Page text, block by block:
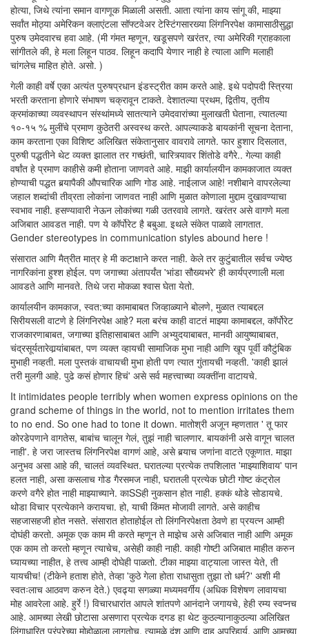
होत्या, जिथे त्यांना समान वागणूक मिळाली असती. आता त्यांना काय सांगू की, माझ्या
सर्वांत मोठ्या अमेरिकन क्लाएंटला सॉफ्टवेअर टेस्टिंगसारख्या लिंगनिरपेक्ष कामासाठीसुद्धा
पुरुष उमेदवारच हवा आहे. (मी गंमत म्हणून, खडूसपणे खरंतर, त्या अमेरिकी ग्राहकाला
सांगीतले की, हे मला लिहून पाठव. लिहून कदापि येणार नाही हे त्याला आणि मलाही
चांगलेच माहित होते. असो. )
गेली काही वर्षे एका अत्यंत पुरुषप्रधान इंडस्ट्रीत काम करते आहे. इथे पदोपदी स्त्रिया
भरती करताना होणारे संभाषण चक्रावून टाकते. देशातल्या प्रथम, द्वितीय, तृतीय
क्रमांकाच्या व्यवस्थापन संस्थांमध्ये सातत्याने उमेदवारांच्या मुलाखती घेताना, त्यातल्या
१०-१५ % मुलींचे प्रमाण कुठेतरी अस्वस्थ करते. आपल्याकडे बायकांनी सूचना देताना,
काम करताना एका विशिष्ट अलिखित संकेतानुसार वावरावे लागते. फार हुशार दिसलात,
पुरुषी पद्धतीने थेट व्यक्त झालात तर गच्छंती, चारित्र्यावर शिंतोडे वगैरे.. गेल्या काही
वर्षांत हे प्रमाण काहीसे कमी होताना जाणवते आहे. माझी कार्यालयीन कामकाजात व्यक्त
होण्याची पद्धत बर्‍यापैकी औपचारिक आणि गोड आहे. नाईलाज आहे! नशीबाने वापरलेल्या
जहाल शब्दांची तीव्रता लोकांना जाणवत नाही आणि मुळात कोणाला मुद्दाम दुखावण्याचा
स्वभाव नाही. हसण्यावारी नेऊन लोकांच्या गळी उतरवावे लागते. खरंतर असे वागणे मला
अजिबात आवडत नाही. पण ये कॉर्पोरेट है बबुआ. इथले संकेत पाळावे लागतात.
Gender stereotypes in communication styles abound here !
संसारात आणि मैत्रीत मात्र हे मी कटाक्षाने करत नाही. केले तर कुटुंबातील सर्वच ज्येष्ठ
नागरिकांना हुश्श होईल. पण जगाच्या अंतापर्यंत 'भांडा सौख्यभरे' ही कार्यप्रणाली मला
आवडते आणि मानवते. तिथे जरा मोकळा श्वास घेता येतो.
कार्यालयीन कामकाज, स्वत:च्या कामाबाबत जिव्हाळ्याने बोलणे, मुळात त्याबद्दल
सिरीयसली वाटणे हे लिंगनिरपेक्ष आहे? मला बरंच काही वाटतं माझ्या कामाबद्दल, कॉर्पोरेट
राजकारणाबाबत, जगाच्या इतिहासाबाबत आणि अभ्युदयाबाबत, मानवी आयुष्याबाबत,
चंद्रसूर्यतारेवार्‍यांबाबत, पण व्यक्त व्हायची सामाजिक मुभा नाही आणि खूप पूर्वी कौटुंबिक
मुभाही नव्हती. मला पुस्तकं वाचायची मुभा होती पण त्यात गुंतायची नव्हती. 'काही झालं
तरी मुलगी आहे. पुढे कसं होणार हिचं' असे सर्व महत्त्वाच्या व्यक्तींना वाटायचे.
It intimidates people terribly when women express opinions on the
grand scheme of things in the world, not to mention irritates them
to no end. So one had to tone it down. मातोश्री अजून म्हणतात ' तू फार
कोरडेपणाने वागतेस, बाबांच चालून गेलं, तुझं नाही चालणार. बायकांनी असे वागून चालत
नाही'. हे जरा जास्तच लिंगनिरपेक्ष वागणं आहे, असे बर्‍याच जणांना वाटते एकूणात. माझा
अनुभव असा आहे की, चालतं व्यवस्थित. घरातल्या प्रत्येक तपशिलात 'माझ्याशिवाय' पान
हलत नाही, असा कसलाच गोड गैरसमज नाही, घरातली प्रत्येक छोटी गोष्ट कंट्रोल
करणे वगैरे होत नाही माझ्याच्याने. काSSही नुकसान होत नाही. हक्कं थोडे सोडायचे.
थोडा विचार प्रत्येकाने करायचा. हो, याची किंमत मोजावी लागते. असे काहीच
सहजासहजी होत नसते. संसारात होताहोईल तो लिंगनिरपेक्षता ठेवणे हा प्रयत्न आम्ही
दोघंही करतो. अमूक एक काम मी करते म्हणून ते माझेच असे अजिबात नाही आणि अमूक
एक काम तो करतो म्हणून त्याचेच, असेही काही नाही. काही गोष्टी अजिबात माहीत करुन
घ्यायच्या नाहीत, हे तत्त्व आम्ही दोघेही पाळतो. टीका माझ्या वाट्याला जास्त येते, ती
यायचीच! (टीकेने हताश होते, तेव्हा 'कुठे गेला होता राधासुता तुझा तो धर्म?' अशी मी
स्वतःलाच आठवण करुन देते.) एवढ्या सगळ्या मध्यमवर्गीय (अधिक विशेषण लावायचा
मोह आवरेला आहे. हुर्रे !) विचारधारांत आपले शांतपणे आनंदाने जगायचे, हेही रम्य स्वप्नच
आहे. आमच्या लेखी छोटासा असणारा प्रत्येक दगड हा थेट कुठल्यानाकुठल्या अलिखित
लिंगाधारित परंपरेच्या मोहोळाला लागतोच. त्यामुळे दंश आणि दाह अपरिहार्य. आणि आमच्या